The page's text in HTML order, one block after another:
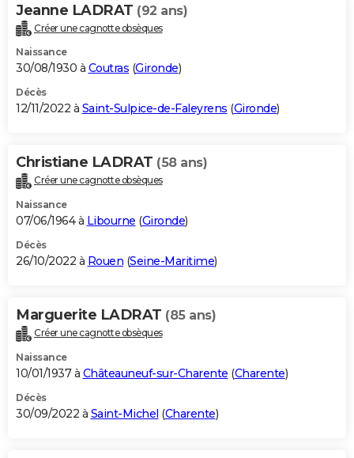
Jeanne LADRAT (92 ans)
Créer une cagnotte obsèques
Naissance
30/08/1930 à Coutras (Gironde)
Décès
12/11/2022 à Saint-Sulpice-de-Faleyrens (Gironde)
Christiane LADRAT (58 ans)
Créer une cagnotte obsèques
Naissance
07/06/1964 à Libourne (Gironde)
Décès
26/10/2022 à Rouen (Seine-Maritime)
Marguerite LADRAT (85 ans)
Créer une cagnotte obsèques
Naissance
10/01/1937 à Châteauneuf-sur-Charente (Charente)
Décès
30/09/2022 à Saint-Michel (Charente)